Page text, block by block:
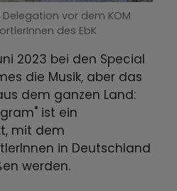
vor dem KOM
des EbK
2023 bei den Special
die Musik, aber das
dem ganzen Land:
ist ein
mit dem
in Deutschland
werden.